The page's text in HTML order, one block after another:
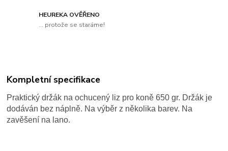
HEUREKA OVĚŘENO
... protože se staráme!
Kompletní specifikace
Praktický držák na ochucený liz pro koně 650 gr. Držák je
dodáván bez náplně. Na výběr z několika barev. Na
zavěšení na lano.